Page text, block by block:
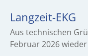
Langzeit-EKG
Aus technischen
Februar 2026